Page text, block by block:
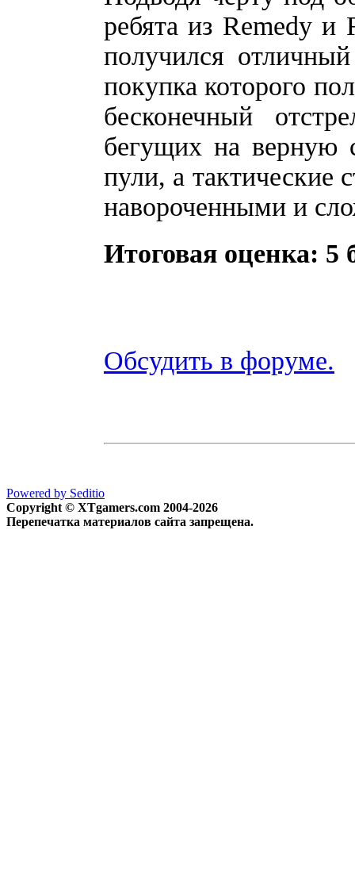
ребята из Remedy и
получился
покупка которого
бесконечный
бегущих на верную
пули, а тактические
навороченными и
Итоговая оценка: 5
Обсудить в форуме.
Powered by Seditio
Copyright © XTgamers.com 2004-2026
Перепечатка материалов сайта запрещена.